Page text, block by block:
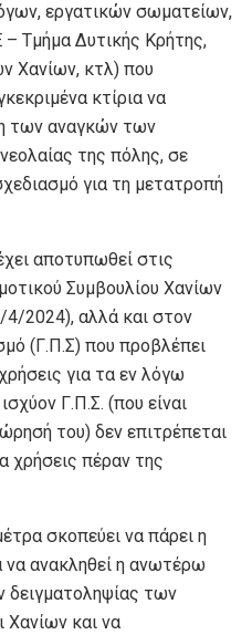
εργατικών σωματείων,
Τμήμα Δυτικής Κρήτης,
Χανίων, κτλ) που
κτίρια να
των αναγκών των
της πόλης, σε
για τη μετατροπή
αποτυπωθεί στις
Συμβουλίου Χανίων
2024), αλλά και στον
(Γ.Π.Σ) που προβλέπει
για τα εν λόγω
Γ.Π.Σ. (που είναι
του) δεν επιτρέπεται
χρήσεις πέραν της
σκοπεύει να πάρει η
ανακληθεί η ανωτέρω
δειγματοληψίας των
και να